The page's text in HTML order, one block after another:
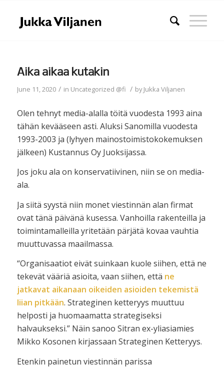
Aika aikaa kutakin
June 11, 2020 / in Uncategorized @fi / byJukka Viljanen
Olen tehnyt media-alalla töitä vuodesta 1993 aina
tähän kevääseen asti. Aluksi Sanomilla vuodesta
1993-2003 ja (lyhyen mainostoimistokokemuksen
jälkeen) Kustannus Oy Juoksijassa.
Jos joku ala on konservatiivinen, niin se on media-
ala.
Ja siitä syystä niin monet viestinnän alan firmat
ovat tänä päivänä kusessa. Vanhoilla rakenteilla ja
toimintamalleilla yritetään pärjätä kovaa vauhtia
muuttuvassa maailmassa.
“Organisaatiot eivät suinkaan kuole siihen, että ne
tekevät vääriä asioita, vaan siihen, että ne
jatkavat aikanaan oikeiden asioiden tekemistä
liian pitkään. Strateginen ketteryys muuttuu
helposti ja huomaamatta strategiseksi
halvaukseksi.” Näin sanoo Sitran ex-yliasiamies
Mikko Kosonen kirjassaan Strateginen Ketteryys.
Etenkin painetun viestinnän parissa